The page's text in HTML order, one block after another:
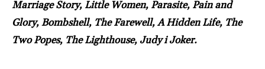
Marriage Story, Little Women, Parasite, Pain and
Glory, Bombshell, The Farewell, A Hidden Life, The
Two Popes, The Lighthouse, Judy i Joker.